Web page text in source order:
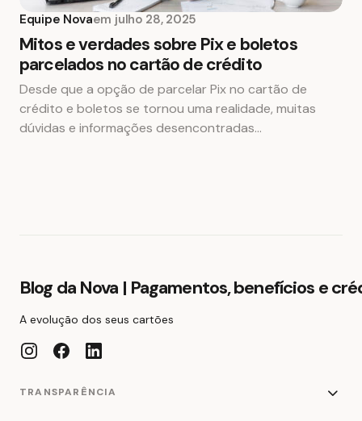
Equipe Novaem julho 28, 2025
Mitos e verdades sobre Pix e boletos
parcelados no cartão de crédito
Desde que a opção de parcelar Pix no cartão de
crédito e boletos se tornou uma realidade, muitas
dúvidas e informações desencontradas…
Blog da Nova | Pagamentos, benefícios e
A evolução dos seus cartões
TRANSPARÊNCIA